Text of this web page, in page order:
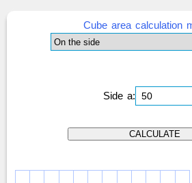
Cube area calculation
Side a: